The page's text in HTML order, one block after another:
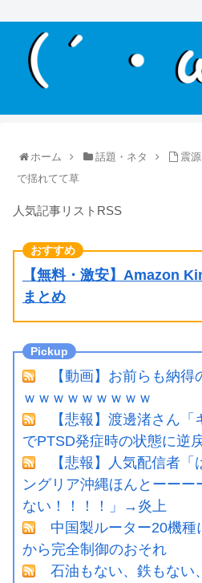
ホーム 話題・ネタ
震
で揺れてて草
人気記事リストRSS
【無料・激安】Amazon
まとめ
【動画】お前らも納
ｗｗｗｗｗｗｗｗｗ
【悲報】渡邊渚さん
でPTSD発症時の状態に逆
【悲報】人気配信者
ングリア沖縄ほんとーーー
ない！！！！」→炎上
中国製ルーター20機種
から完全制御のおそれ
石油もない、鉄もな